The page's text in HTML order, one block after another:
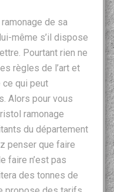
de sa
même s’il dispose
Pourtant rien ne
règles de l’art et
qui peut
Alors pour vous
ramonage
du département
penser que faire
faire n’est pas
des tonnes de